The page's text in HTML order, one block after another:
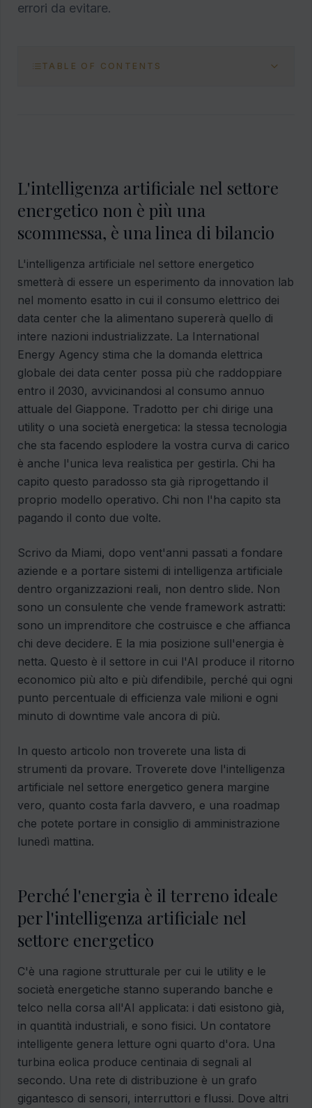
errori da evitare.
TABLE OF CONTENTS
L'intelligenza artificiale nel settore
energetico non è più una
scommessa, è una linea di bilancio
L'intelligenza artificiale nel settore energetico
smetterà di essere un esperimento da innovation lab
nel momento esatto in cui il consumo elettrico dei
data center che la alimentano supererà quello di
intere nazioni industrializzate. La International
Energy Agency stima che la domanda elettrica
globale dei data center possa più che raddoppiare
entro il 2030, avvicinandosi al consumo annuo
attuale del Giappone. Tradotto per chi dirige una
utility o una società energetica: la stessa tecnologia
che sta facendo esplodere la vostra curva di carico
è anche l'unica leva realistica per gestirla. Chi ha
capito questo paradosso sta già riprogettando il
proprio modello operativo. Chi non l'ha capito sta
pagando il conto due volte.
Scrivo da Miami, dopo vent'anni passati a fondare
aziende e a portare sistemi di intelligenza artificiale
dentro organizzazioni reali, non dentro slide. Non
sono un consulente che vende framework astratti:
sono un imprenditore che costruisce e che affianca
chi deve decidere. E la mia posizione sull'energia è
netta. Questo è il settore in cui l'AI produce il ritorno
economico più alto e più difendibile, perché qui ogni
punto percentuale di efficienza vale milioni e ogni
minuto di downtime vale ancora di più.
In questo articolo non troverete una lista di
strumenti da provare. Troverete dove l'intelligenza
artificiale nel settore energetico genera margine
vero, quanto costa farla davvero, e una roadmap
che potete portare in consiglio di amministrazione
lunedì mattina.
Perché l'energia è il terreno ideale
per l'intelligenza artificiale nel
settore energetico
C'è una ragione strutturale per cui le utility e le
società energetiche stanno superando banche e
telco nella corsa all'AI applicata: i dati esistono già,
in quantità industriali, e sono fisici. Un contatore
intelligente genera letture ogni quarto d'ora. Una
turbina eolica produce centinaia di segnali al
secondo. Una rete di distribuzione è un grafo
gigantesco di sensori, interruttori e flussi. Dove altri